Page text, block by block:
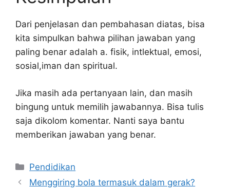
Dari penjelasan dan pembahasan diatas, bisa
kita simpulkan bahwa pilihan jawaban yang
paling benar adalah a. fisik, intlektual, emosi,
sosial,iman dan spiritual.
Jika masih ada pertanyaan lain, dan masih
bingung untuk memilih jawabannya. Bisa tulis
saja dikolom komentar. Nanti saya bantu
memberikan jawaban yang benar.
Kategori
Pendidikan
Menggiring bola termasuk dalam gerak?